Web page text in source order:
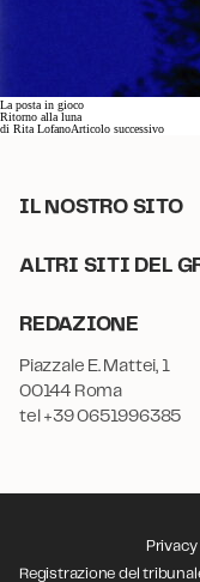
La posta in gioco
Ritorno alla luna
di Rita LofanoArticolo successivo
IL NOSTRO SITO
ALTRI SITI DEL
REDAZIONE
Piazzale E. Mattei, 1
00144 Roma
tel +39 0651996385
Registrazione del